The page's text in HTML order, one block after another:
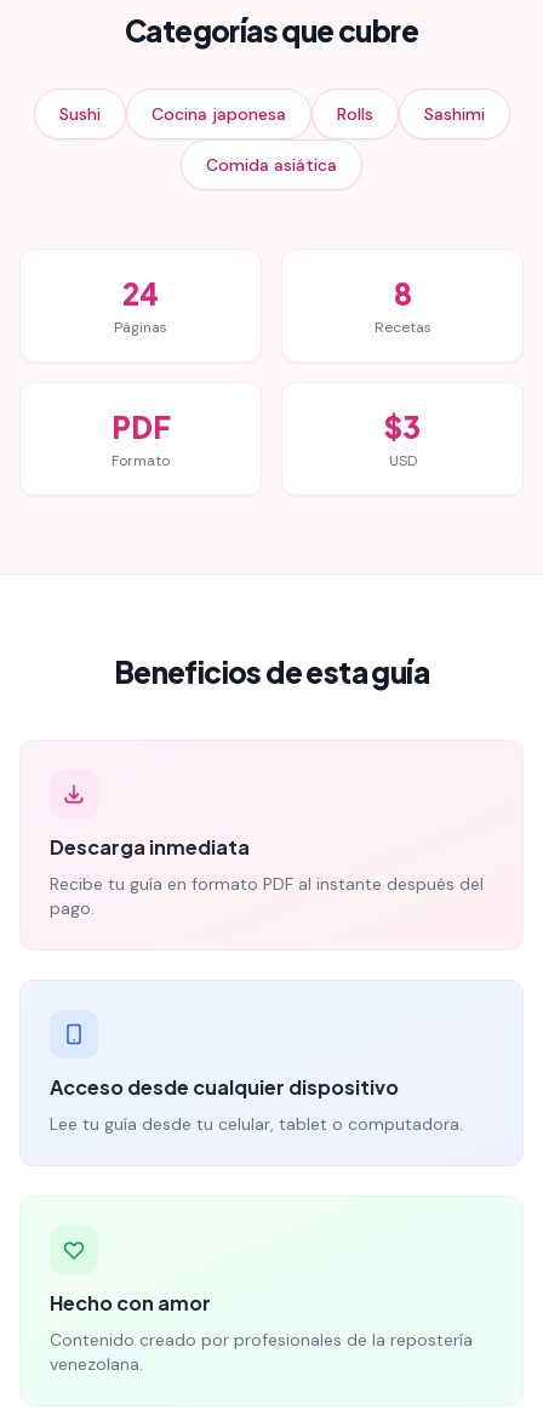
Categorías que cubre
Sushi Cocina japonesa Rolls Sashimi
Comida asiática
24
Páginas
8
Recetas
PDF
Formato
$3
USD
Beneficios de esta guía
Descarga inmediata
Recibe tu guía en formato PDF al instante después del
pago.
Acceso desde cualquier dispositivo
Lee tu guía desde tu celular, tablet o computadora.
Hecho con amor
Contenido creado por profesionales de la repostería
venezolana.